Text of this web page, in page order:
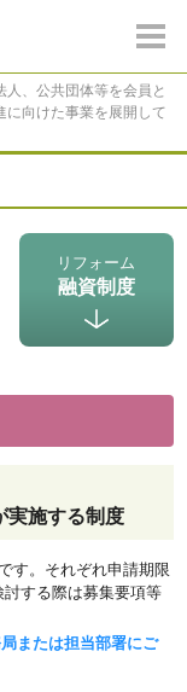
、公共団体等を会員と
に向けた事業を展開して
リフォーム
融資制度
施する制度
す。それぞれ申請期限
する際は募集要項等
または担当部署にご